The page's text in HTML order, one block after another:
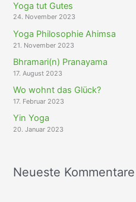
Yoga tut Gutes
24. November 2023
Yoga Philosophie Ahimsa
21. November 2023
Bhramari(n) Pranayama
17. August 2023
Wo wohnt das Glück?
17. Februar 2023
Yin Yoga
20. Januar 2023
Neueste Kommentare